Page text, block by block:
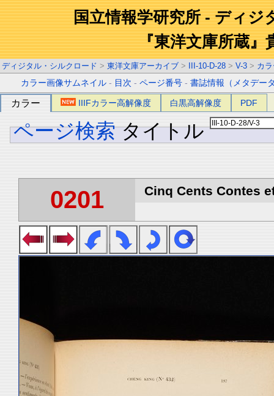
国立情報学研究所 - ディジ
『東洋文庫所蔵』
ディジタル・シルクロード > 東洋文庫アーカイブ > III-10-D-28 > V-3 > カ
カラー画像サムネイル - 目次 -ページ番号 -書誌情報（メタデー
カラー IIIFカラー高解像度 白黒高解像度 PDF
ページ検索 タイトル
0201 Cinq Cents Contes